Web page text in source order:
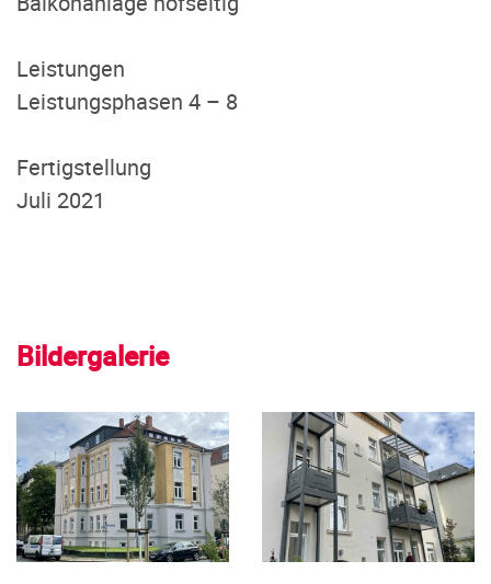
Leistungen
Leistungsphasen 4 – 8
Fertigstellung
Juli 2021
Bildergalerie